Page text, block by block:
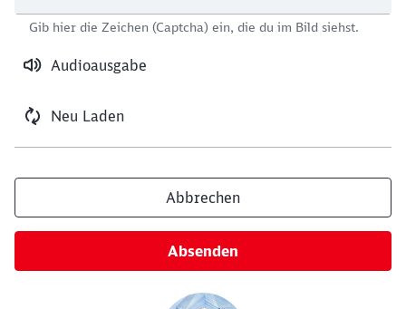
Audioausgabe
Neu Laden
Gib hier die Zeichen (Captcha) ein, die du im Bild siehst.
Abbrechen
Absenden
Schließen
Möchten Sie zuweitergeleitet